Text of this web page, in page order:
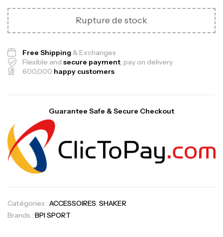
Rupture de stock
Free Shipping & Exchanges
Flexible and secure payment, pay on delivery
600,000 happy customers
Guarantee Safe & Secure Checkout
Catégories : ACCESSOIRES, SHAKER
Brands : BPI SPORT